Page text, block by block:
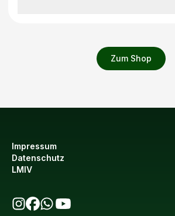
Zum Shop
Impressum
Datenschutz
LMIV